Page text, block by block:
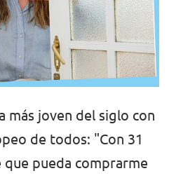
más joven del siglo con
de todos: "Con 31
que pueda comprarme